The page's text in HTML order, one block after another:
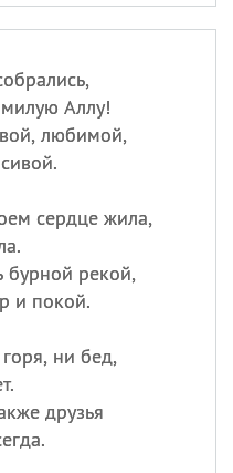
Аллу!
любимой,
сердце жила,
бурной рекой,
и покой.
ни бед,
друзья